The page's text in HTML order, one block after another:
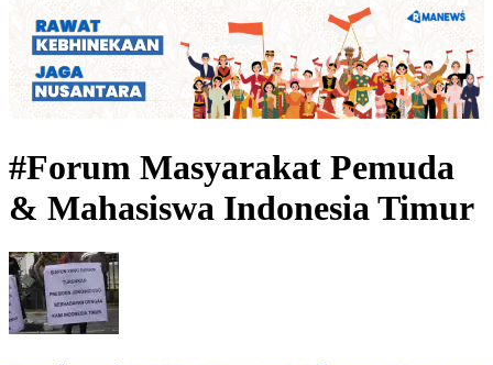
#Forum Masyarakat Pemuda
& Mahasiswa Indonesia Timur